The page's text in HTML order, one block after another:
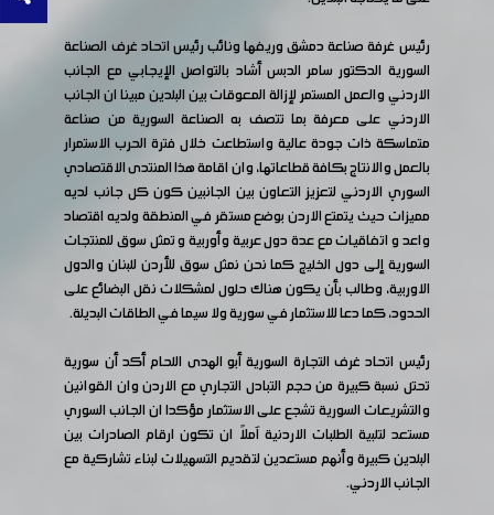
رئيس غرفة صناعة دمشق وريفها ونائب رئيس اتحاد غرف الصناعة
السورية الدكتور سامر الدبس أشاد بالتواصل الإيجابي مع الجانب
الاردني والعمل المستمر لإزالة المعوقات بين البلدين مبينا ان الجانب
الاردني على معرفة بما تتصف به الصناعة السورية من صناعة
متماسكة ذات جودة عالية واستطاعت خلال فترة الحرب الاستمرار
بالعمل والانتاج بكافة قطاعاتها، وان اقامة هذا المنتدى الاقتصادي
السوري الاردني لتعزيز التعاون بين الجانبين كون كل جانب لديه
مميزات حيث يتمتع الاردن بوضع مستقر في المنطقة ولديه اقتصاد
واعد و اتفاقيات مع عدة دول عربية وأوربية و تمثل سوق للمنتجات
السورية إلى دول الخليج كما نحن نمثل سوق للأردن للبنان والدول
الاوربية، وطالب بأن يكون هناك حلول لمشكلات نقل البضائع على
الحدود، كما دعا للاستثمار في سورية ولا سيما في الطاقات البديلة.
رئيس اتحاد غرف التجارة السورية أبو الهدى اللحام أكد أن سورية
تحتل نسبة كبيرة من حجم التبادل التجاري مع الاردن وان القوانين
والتشريعات السورية تشجع على الاستثمار مؤكدا ان الجانب السوري
مستعد لتلبية الطلبات الاردنية آملاً ان تكون ارقام الصادرات بين
البلدين كبيرة وأنهم مستعدين لتقديم التسهيلات لبناء تشاركية مع
الجانب الاردني.